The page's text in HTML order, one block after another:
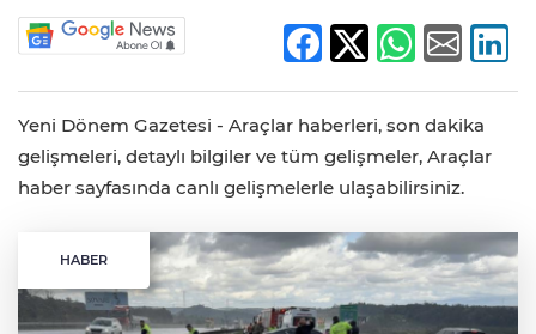
Yeni Dönem Gazetesi - Araçlar haberleri, son dakika
gelişmeleri, detaylı bilgiler ve tüm gelişmeler, Araçlar
haber sayfasında canlı gelişmelerle ulaşabilirsiniz.
HABER